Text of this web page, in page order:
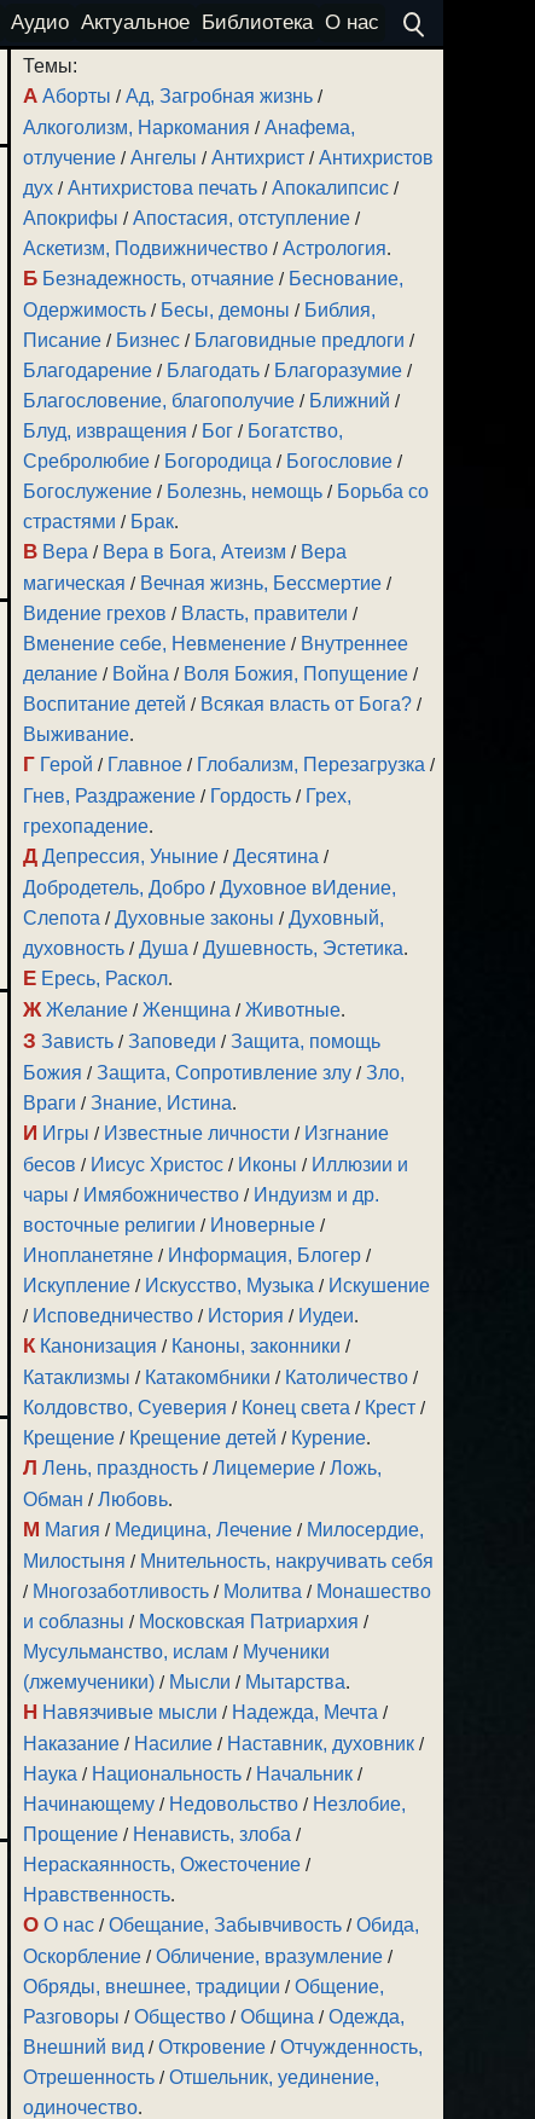
Аудио Актуальное Библиотека О нас
Темы:
А Аборты /Ад, Загробная жизнь /
Алкоголизм, Наркомания /Анафема,
отлучение /Ангелы /Антихрист /Антихристов
дух /Антихристова печать /Апокалипсис /
Апокрифы /Апостасия, отступление /
Аскетизм, Подвижничество /Астрология.
Б Безнадежность, отчаяние / Беснование,
Одержимость / Бесы, демоны / Библия,
Писание / Бизнес / Благовидные предлоги /
Благодарение / Благодать / Благоразумие /
Благословение, благополучие / Ближний /
Блуд, извращения / Бог / Богатство,
Сребролюбие / Богородица / Богословие /
Богослужение / Болезнь, немощь / Борьба со
страстями / Брак.
В Вера / Вера в Бога, Атеизм / Вера
магическая / Вечная жизнь, Бессмертие /
Видение грехов / Власть, правители /
Вменение себе, Невменение / Внутреннее
делание / Война / Воля Божия, Попущение /
Воспитание детей / Всякая власть от Бога? /
Выживание.
Г Герой / Главное / Глобализм, Перезагрузка /
Гнев, Раздражение / Гордость / Грех,
грехопадение.
Д Депрессия, Уныние /Десятина /
Добродетель, Добро /Духовное вИдение,
Слепота /Духовные законы /Духовный,
духовность /Душа /Душевность, Эстетика.
Е Ересь, Раскол.
Ж Желание /Женщина /Животные.
З Зависть /Заповеди /Защита, помощь
Божия /Защита, Сопротивление злу /Зло,
Враги /Знание, Истина.
И Игры / Известные личности / Изгнание
бесов / Иисус Христос / Иконы / Иллюзии и
чары / Имябожничество / Индуизм и др.
восточные религии / Иноверные /
Инопланетяне / Информация, Блогер /
Искупление / Искусство, Музыка / Искушение
/ Исповедничество / История / Иудеи.
К Канонизация / Каноны, законники /
Катаклизмы / Катакомбники / Католичество /
Колдовство, Суеверия / Конец света / Крест /
Крещение / Крещение детей / Курение.
Л Лень, праздность /Лицемерие /Ложь,
Обман /Любовь.
М Магия / Медицина, Лечение / Милосердие,
Милостыня / Мнительность, накручивать себя
/ Многозаботливость / Молитва / Монашество
и соблазны / Московская Патриархия /
Мусульманство, ислам / Мученики
(лжемученики) / Мысли / Мытарства.
Н Навязчивые мысли / Надежда, Мечта /
Наказание / Насилие / Наставник, духовник /
Наука / Национальность / Начальник /
Начинающему / Недовольство / Незлобие,
Прощение / Ненависть, злоба /
Нераскаянность, Ожесточение /
Нравственность.
О О нас /Обещание, Забывчивость /Обида,
Оскорбление /Обличение, вразумление /
Обряды, внешнее, традиции /Общение,
Разговоры /Общество /Община /Одежда,
Внешний вид /Откровение /Отчужденность,
Отрешенность /Отшельник, уединение,
одиночество.